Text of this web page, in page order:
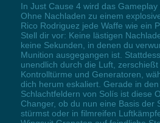
In Just Cause 4 wird das
Ohne Nachladen zu einem
Rico Rodriguez jede Waffe wie ein
Stell dir vor: Keine lästigen
keine Sekunden, in denen du
Munition ausgegangen ist.
unendlich durch die Luft, zerschießt
Kontrolltürme und Generatoren,
dich herum eskaliert. Gerade in
Schlachtfeldern von Solís ist diese
Changer, ob du nun eine Basis der
stürmst oder in filmreifen